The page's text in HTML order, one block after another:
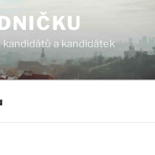
kandidátů a kandidátek